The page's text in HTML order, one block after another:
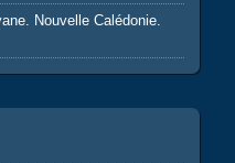
Nouvelle Calédonie.